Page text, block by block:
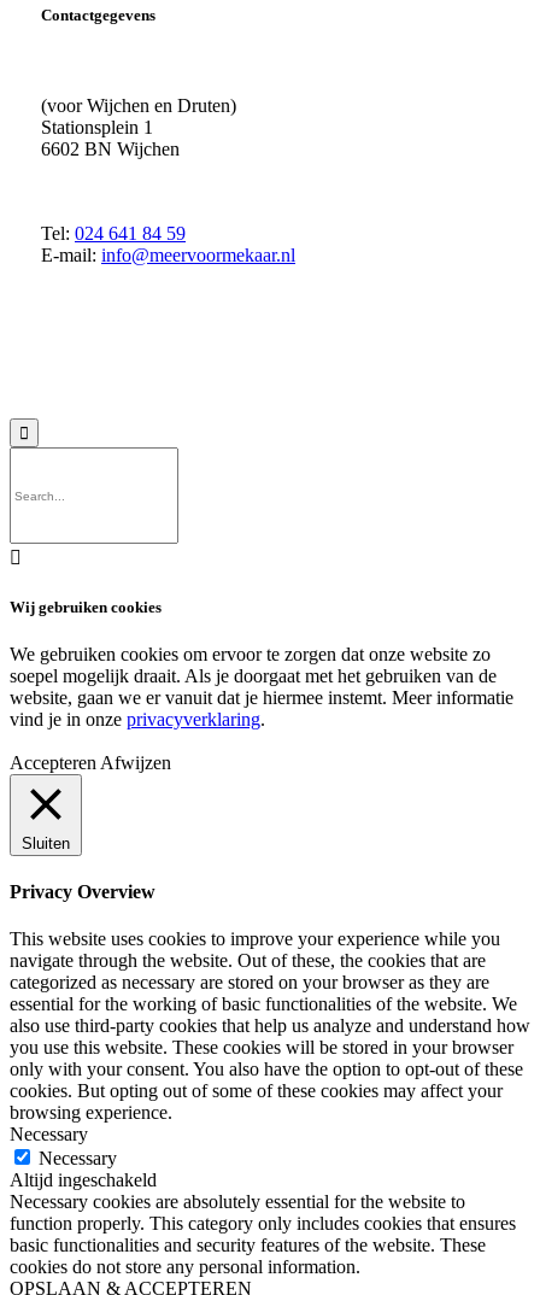
Contactgegevens
(voor Wijchen en Druten)
Stationsplein 1
6602 BN Wijchen
Tel: 024 641 84 59
E-mail: info@meervoormekaar.nl


Wij gebruiken cookies
We gebruiken cookies om ervoor te zorgen dat onze website zo
soepel mogelijk draait. Als je doorgaat met het gebruiken van de
website, gaan we er vanuit dat je hiermee instemt. Meer informatie
vind je in onze privacyverklaring.
Accepteren Afwijzen
Sluiten
Privacy Overview
This website uses cookies to improve your experience while you
navigate through the website. Out of these, the cookies that are
categorized as necessary are stored on your browser as they are
essential for the working of basic functionalities of the website. We
also use third-party cookies that help us analyze and understand how
you use this website. These cookies will be stored in your browser
only with your consent. You also have the option to opt-out of these
cookies. But opting out of some of these cookies may affect your
browsing experience.
Necessary
Necessary
Altijd ingeschakeld
Necessary cookies are absolutely essential for the website to
function properly. This category only includes cookies that ensures
basic functionalities and security features of the website. These
cookies do not store any personal information.
OPSLAAN & ACCEPTEREN